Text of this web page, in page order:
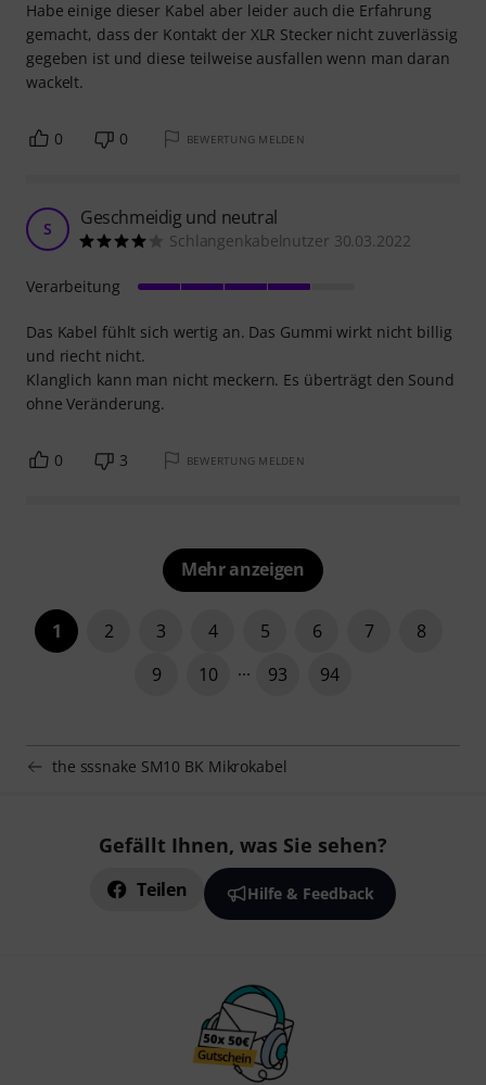
Habe einige dieser Kabel aber leider auch die Erfahrung
gemacht, dass der Kontakt der XLR Stecker nicht zuverlässig
gegeben ist und diese teilweise ausfallen wenn man daran
wackelt.
0 0 BEWERTUNG MELDEN
S Geschmeidig und neutral
Schlangenkabelnutzer 30.03.2022
Das Kabel fühlt sich wertig an. Das Gummi wirkt nicht billig
und riecht nicht.
Klanglich kann man nicht meckern. Es überträgt den Sound
ohne Veränderung.
Verarbeitung
0 3 BEWERTUNG MELDEN
Mehr anzeigen
1 2 3 4 5 6 7
8
9
10 93 94
the sssnake SM10 BK Mikrokabel
Gefällt Ihnen, was Sie sehen?
Teilen Hilfe & Feedback